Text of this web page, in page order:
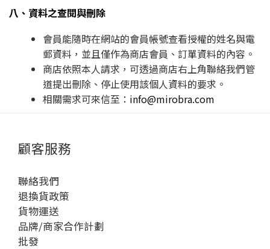
八、資料之查閱與刪除
會員能隨時在網站的會員帳號查看授權的姓名與電
郵資料，並且僅作為商店會員、訂單資料的內容。
商店依照本人請求，可透過商店右上角聯絡我們管
道提出刪除、停止使用該個人資料的要求。
相關需求可來信至： info@mirobra.com
顧客服務
聯絡我們
退換貨政策
貨物運送
品牌/商家合作計劃
批發